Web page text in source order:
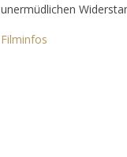
unermüdlichen
Filminfos